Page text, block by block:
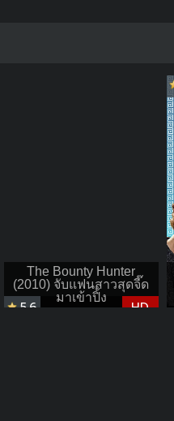
The Bounty Hunter
(2010) จับแฟนสาวสุดจี๊ด
มาเข้าปิ้ง
5.6 HD